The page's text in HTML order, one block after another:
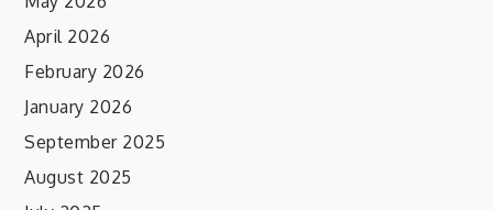
April 2026
February 2026
January 2026
September 2025
August 2025